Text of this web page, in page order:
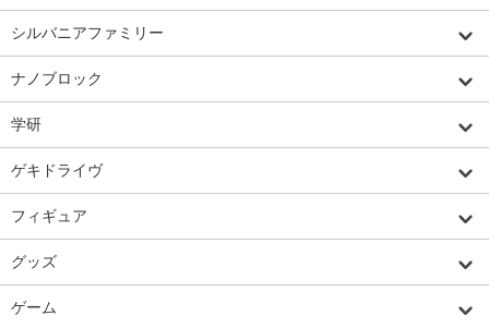
シルバニアファミリー
ナノブロック
学研
ゲキドライヴ
フィギュア
グッズ
ゲーム